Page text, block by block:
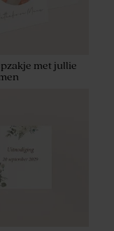
met jullie